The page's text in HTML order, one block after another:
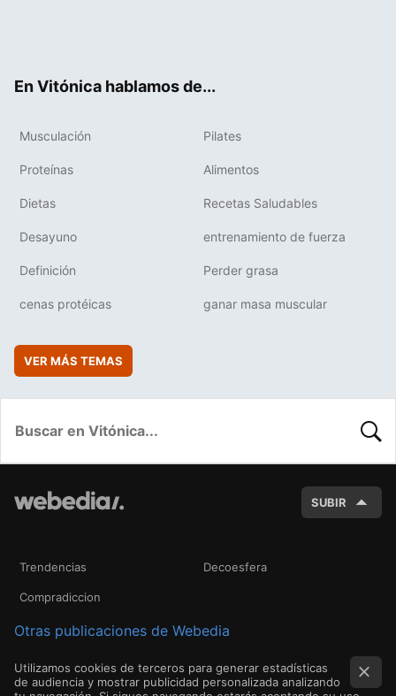
En Vitónica hablamos de...
Musculación Pilates
Proteínas Alimentos
Dietas Recetas Saludables
Desayuno entrenamiento de fuerza
Definición Perder grasa
cenas protéicas ganar masa muscular
VER MÁS TEMAS
SUBIR
Trendencias Decoesfera
Compradiccion
Otras publicaciones de Webedia
Utilizamos cookies de terceros para generar estadísticas
de audiencia y mostrar publicidad personalizada analizando